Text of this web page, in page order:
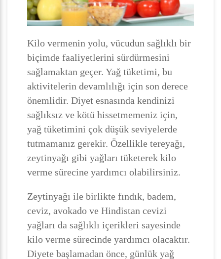
Kilo vermenin yolu, vücudun sağlıklı bir
biçimde faaliyetlerini sürdürmesini
sağlamaktan geçer. Yağ tüketimi, bu
aktivitelerin devamlılığı için son derece
önemlidir. Diyet esnasında kendinizi
sağlıksız ve kötü hissetmemeniz için,
yağ tüketimini çok düşük seviyelerde
tutmamanız gerekir. Özellikle tereyağı,
zeytinyağı gibi yağları tüketerek kilo
verme sürecine yardımcı olabilirsiniz.
Zeytinyağı ile birlikte fındık, badem,
ceviz, avokado ve Hindistan cevizi
yağları da sağlıklı içerikleri sayesinde
kilo verme sürecinde yardımcı olacaktır.
Diyete başlamadan önce, günlük yağ